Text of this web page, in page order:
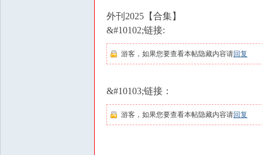
外刊2025【合集】
&#10102;链接:
游客，如果您要查看本帖隐藏内容请回复
&#10103;链接：
游客，如果您要查看本帖隐藏内容请回复